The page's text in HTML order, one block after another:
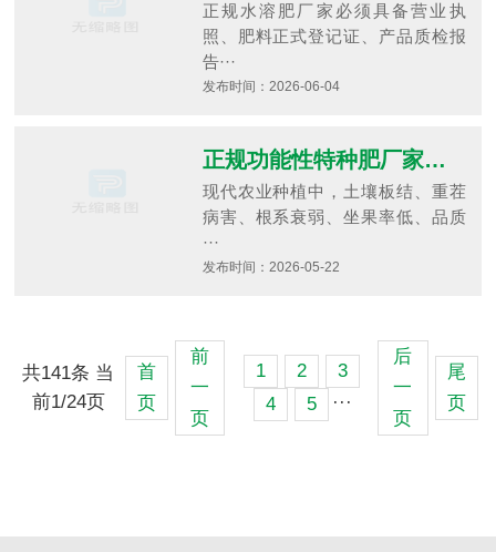
正规水溶肥厂家必须具备营业执
照、肥料正式登记证、产品质检报
告···
发布时间：2026-06-04
正规功能性特种肥厂家要具备哪些实力，产品适合解决种植哪些痛点？
现代农业种植中，土壤板结、重茬
病害、根系衰弱、坐果率低、品质
···
发布时间：2026-05-22
共141条 当
前1/24页
首
页
前
一
页
1 2
3
4
5 ···
后
一
页
尾
页